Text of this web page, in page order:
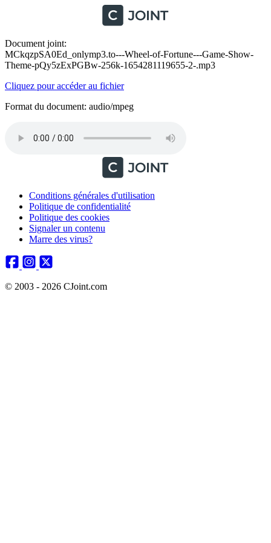
Document joint:
MCkqzpSA0Ed_onlymp3.to---Wheel-of-Fortune---Game-Show-
Theme-pQy5zExPGBw-256k-1654281119655-2-.mp3
Cliquez pour accéder au fichier
Format du document: audio/mpeg
Conditions générales d'utilisation
Politique de confidentialité
Politique des cookies
Signaler un contenu
Marre des virus?
© 2003 - 2026 CJoint.com